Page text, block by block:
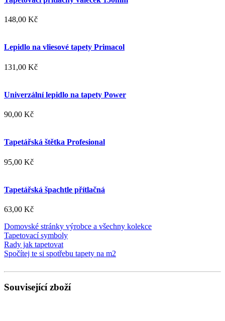
148,00 Kč
Lepidlo na vliesové tapety Primacol
131,00 Kč
Univerzální lepidlo na tapety Power
90,00 Kč
Tapetářská štětka Profesional
95,00 Kč
Tapetářská špachtle přítlačná
63,00 Kč
Domovské stránky výrobce a všechny kolekce
Tapetovací symboly
Rady jak tapetovat
Spočítej te si spotřebu tapety na m2
Související zboží